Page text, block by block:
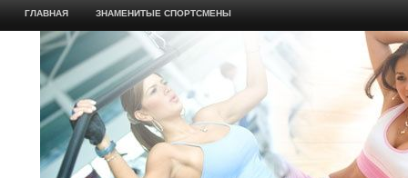
ГЛАВНАЯ ЗНАМЕНИТЫЕ СПОРТСМЕНЫ